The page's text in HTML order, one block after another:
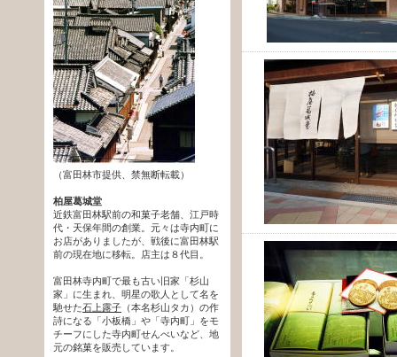
（富田林市提供、禁無断転載）
柏屋葛城堂
近鉄富田林駅前の和菓子老舗、江戸時
代・天保年間の創業。元々は寺内町に
お店がありましたが、戦後に富田林駅
前の現在地に移転。店主は８代目。
富田林寺内町で最も古い旧家「杉山
家」に生まれ、明星の歌人として名を
馳せた石上露子 （本名杉山タカ）の作
詩になる「小板橋」や「寺内町」をモ
チーフにした寺内町せんべいなど、地
元の銘菓を販売しています。